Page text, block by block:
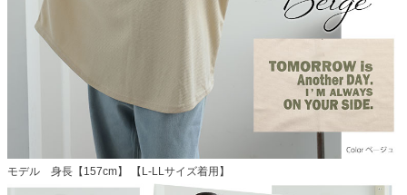
モデル 身長【157cm】 【L-LLサイズ着用】